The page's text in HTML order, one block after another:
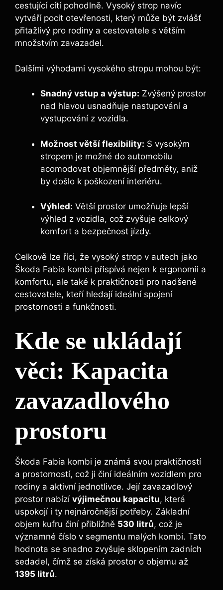
cestující cítí pohodlně. Vysoký strop navíc
vytváří pocit otevřenosti, který může být zvlášť
přitažlivý pro rodiny a cestovatele s větším
množstvím zavazadel.
Dalšími výhodami vysokého stropu mohou být:
Snadný vstup a výstup: Zvýšený prostor
nad hlavou usnadňuje nastupování a
vystupování z vozidla.
Možnost větší flexibility: S vysokým
stropem je možné do automobilu
acomodovat objemnější předměty, aniž
by došlo k poškození interiéru.
Výhled: Větší prostor umožňuje lepší
výhled z vozidla, což zvyšuje celkový
komfort a bezpečnost jízdy.
Celkově lze říci, že vysoký strop v autech jako
Škoda Fabia kombi přispívá nejen k ergonomii a
komfortu, ale také k praktičnosti pro nadšené
cestovatele, kteří hledají ideální spojení
prostornosti a funkčnosti.
Kde se ukládají
věci: Kapacita
zavazadlového
prostoru
Škoda Fabia kombi je známá svou praktičností
a prostorností, což ji činí ideálním vozidlem pro
rodiny a aktivní jednotlivce. Její zavazadlový
prostor nabízí výjimečnou kapacitu, která
uspokojí i ty nejnáročnější potřeby. Základní
objem kufru činí přibližně 530 litrů, což je
významné číslo v segmentu malých kombi. Tato
hodnota se snadno zvyšuje sklopením zadních
sedadel, čímž se získá prostor o objemu až
1395 litrů.